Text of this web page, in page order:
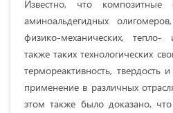
Известно, что композитные
аминоальдегидных
физико-механических, тепло-
также таких технологических
термореактивность,
применение в различных
этом также было доказано,